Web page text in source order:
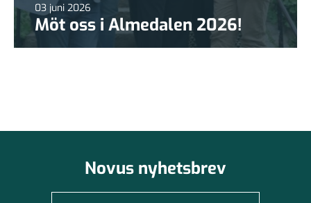
03 juni 2026
Möt oss i Almedalen 2026!
Novus nyhetsbrev